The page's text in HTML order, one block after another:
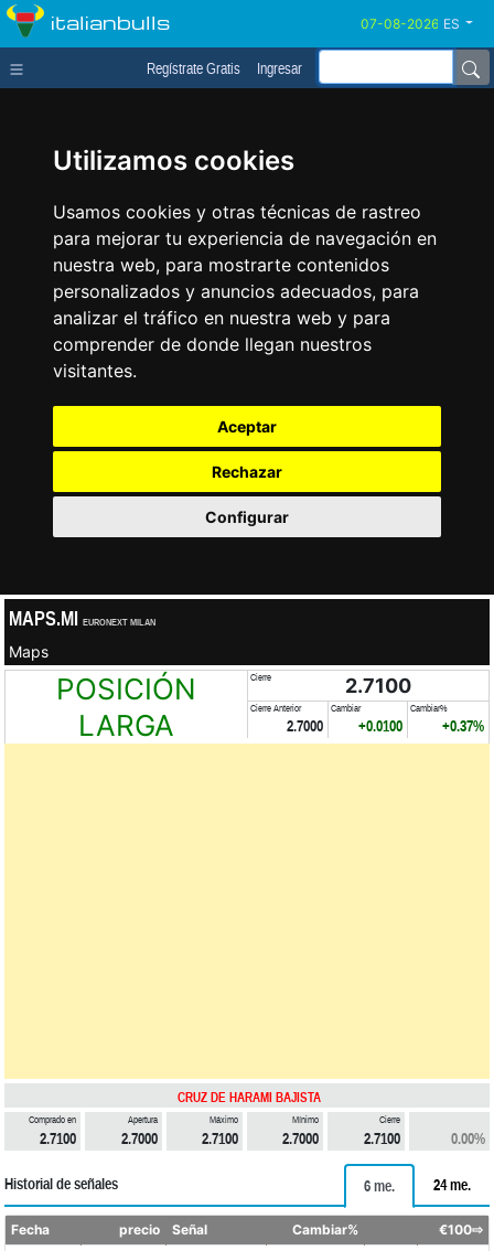
Utilizamos cookies
Usamos cookies y otras técnicas de rastreo
para mejorar tu experiencia de navegación en
nuestra web, para mostrarte contenidos
personalizados y anuncios adecuados, para
analizar el tráfico en nuestra web y para
comprender de donde llegan nuestros
visitantes.
Aceptar
Rechazar
Configurar
italianbulls ES
Regístrate Gratis Ingresar
MAPS.MI EURONEXT MILAN
Maps
POSICIÓN
LARGA
Cierre 2.7100
Cierre Anterior
2.7000
Cambiar
+0.0100
Cambiar%
+0.37%
CRUZ DE HARAMI BAJISTA
Comprado en
2.7100
Apertura
2.7000
Máximo
2.7100
Mínimo
2.7000
Cierre
2.7100 0.00%
Historial de señales 6 me. 24 me.
Fecha precio Señal Cambiar% €100⇨